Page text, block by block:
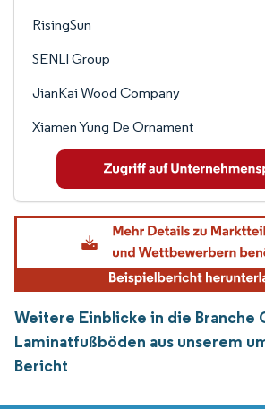
RisingSun
SENLI Group
JianKai Wood Company
Xiamen Yung De Ornament
Weitere Einblicke in die Branche
Laminatfußböden aus unserem
Bericht